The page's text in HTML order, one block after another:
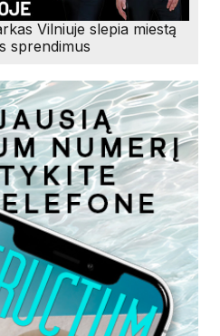
Vilniuje slepia miestą
sprendimus